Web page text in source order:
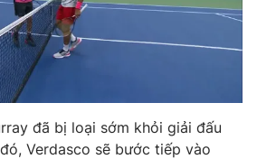
VTV Thể thao
Tấm lòng Việt
đã bị loại sớm khỏi giải đấu
Verdasco sẽ bước tiếp vào